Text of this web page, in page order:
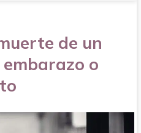
de un
o